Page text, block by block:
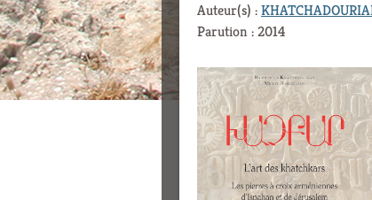
Auteur(s) :
Parution : 2014